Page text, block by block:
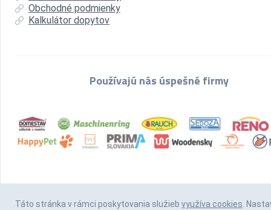
Obchodné podmienky
Kalkulátor dopytov
Používajú nás úspešné firmy
Táto stránka v rámci poskytovania služieb využíva cookies.